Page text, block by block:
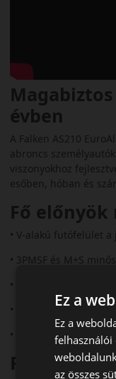
évben
A Falken AS210
abroncs
viszonyokhoz
esőben, hóban és
Fő előnyök
• V‑alakú futófelület
• 3PMSF és M+S
• 8%-kal jobb
• 6%-kal jobb nedves
• Stabil havas tapadás
Futófelület
Ez a
Ez a
felhasználói
az összes